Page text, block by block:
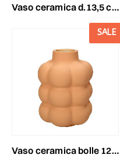
vaso ceramica d.13,5 cmh.20,4 cm -dolomite- rosa
SALE
vaso ceramica bolle 12x11 cm h.17 cm -dolomite- pesca